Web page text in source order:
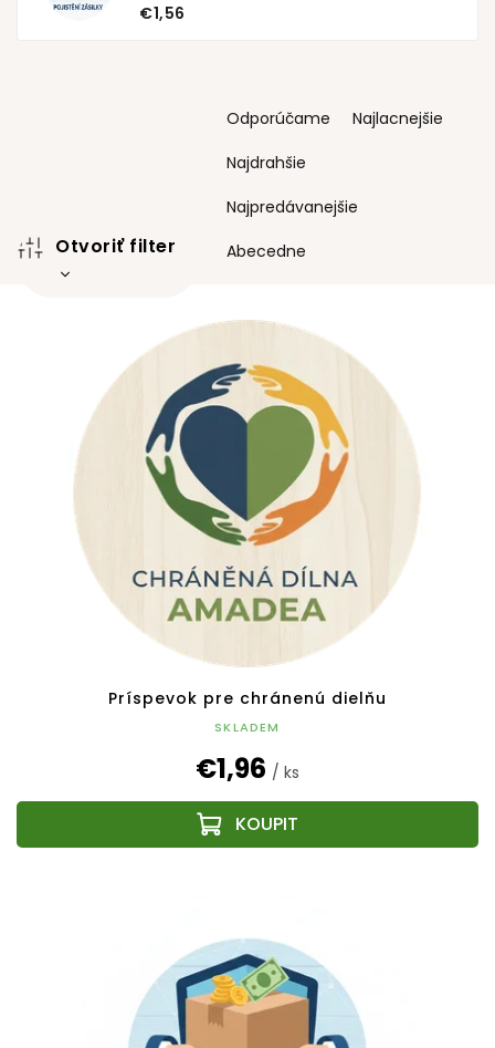
€1,56
a
d
n
e
o
u
k
Odporúčame
Najlacnejšie
Najdrahšie
Najpredávanejšie
Abecedne
Otvoriť filter
Príspevok pre chránenú dielňu
SKLADEM
€1,96 / ks